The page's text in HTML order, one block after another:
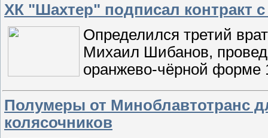
ХК "Шахтер" подписал контракт
Определился третий
Михаил Шибанов,
оранжево-чёрной форме
Полумеры от Миноблавтотранс
колясочников